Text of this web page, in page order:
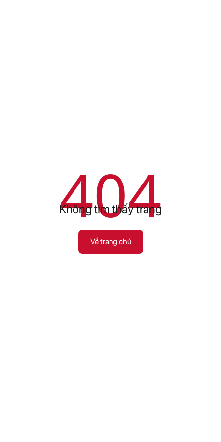
404
Không tìm thấy trang
Về trang chủ